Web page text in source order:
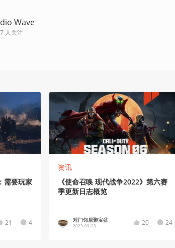
Wave
人关注
需要玩家
21 4
资讯
《使命召唤 现代战争2022》第六赛
季更新日志概览
对门邻居聚宝盆
2023-09-23 20 24